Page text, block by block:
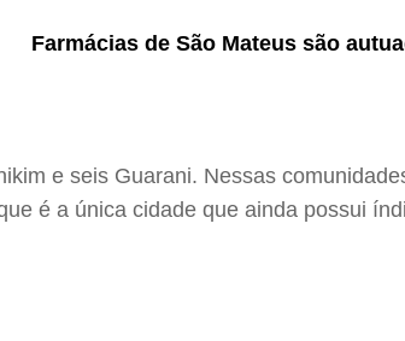
Farmácias de São Mateus são
e seis Guarani. Nessas
é a única cidade que ainda possui